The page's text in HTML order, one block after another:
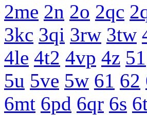
2me 2n 2o 2qc
3kc 3qi 3rw 3tw
4le 4t2 4vp 4z 51
5u 5ve 5w 61 62
6mt 6pd 6qr 6s